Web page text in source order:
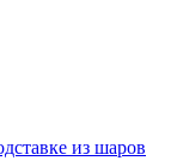
из шаров